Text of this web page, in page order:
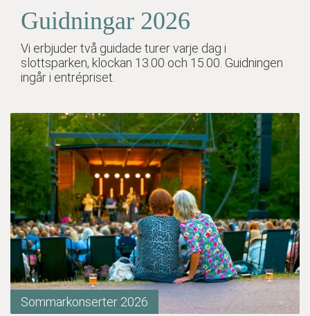
Guidningar 2026
Vi erbjuder två guidade turer varje dag i
slottsparken, klockan 13.00 och 15.00. Guidningen
ingår i entrépriset.
Sommarkonserter 2026